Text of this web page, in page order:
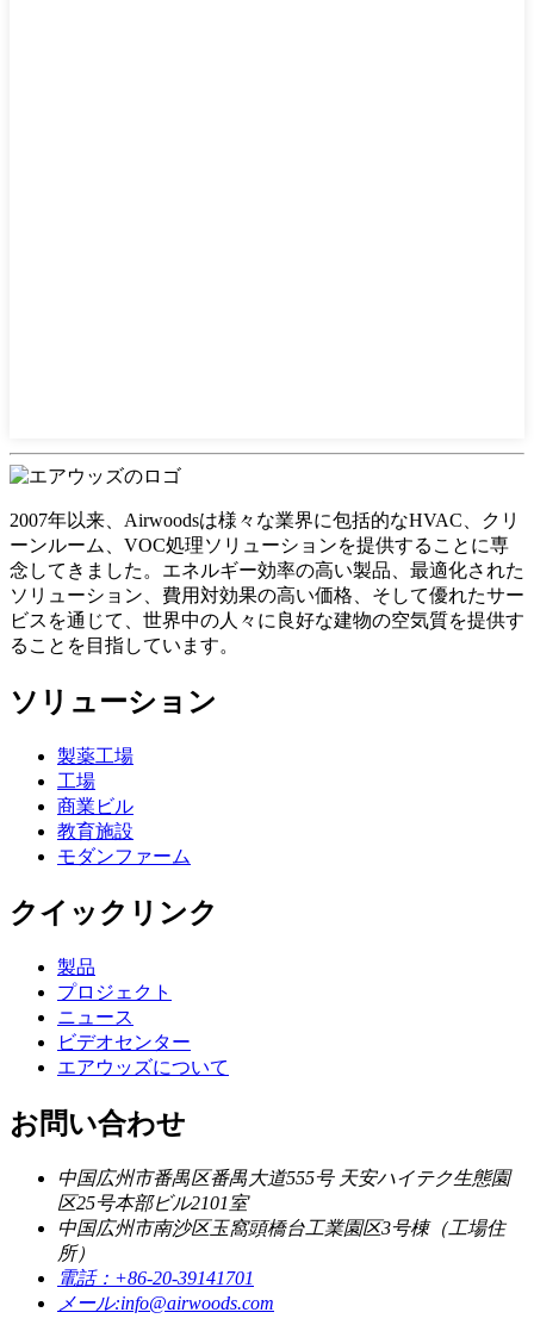
2007年以来、Airwoodsは様々な業界に包括的なHVAC、クリ
ーンルーム、VOC処理ソリューションを提供することに専
念してきました。エネルギー効率の高い製品、最適化された
ソリューション、費用対効果の高い価格、そして優れたサー
ビスを通じて、世界中の人々に良好な建物の空気質を提供す
ることを目指しています。
ソリューション
製薬工場
工場
商業ビル
教育施設
モダンファーム
クイックリンク
製品
プロジェクト
ニュース
ビデオセンター
エアウッズについて
お問い合わせ
中国広州市番禺区番禺大道555号 天安ハイテク生態園
区25号本部ビル2101室
中国広州市南沙区玉窩頭橋台工業園区3号棟（工場住
所）
電話： +86-20-39141701
メール:info@airwoods.com